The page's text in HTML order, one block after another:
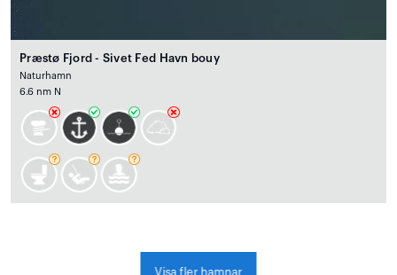
Præstø Fjord - Sivet Fed Havn bouy
Naturhamn
6.6 nm N
Visa fler hamnar